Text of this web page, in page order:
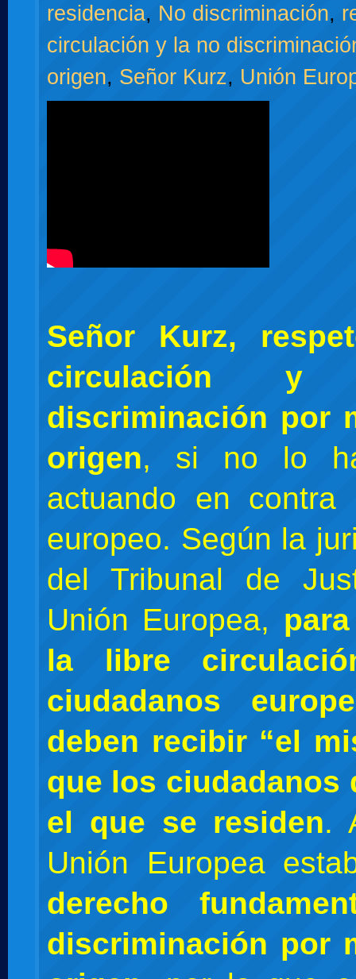
residencia, No discriminación,
circulación y la no
origen, Señor Kurz, Unión
Señor Kurz,
circulación
discriminación por
origen, si no lo
actuando en contra
europeo. Según la
del Tribunal de
Unión Europea,
la libre
ciudadanos
deben recibir “el
que los ciudadanos
el que se residen.
Unión Europea
derecho
discriminación por